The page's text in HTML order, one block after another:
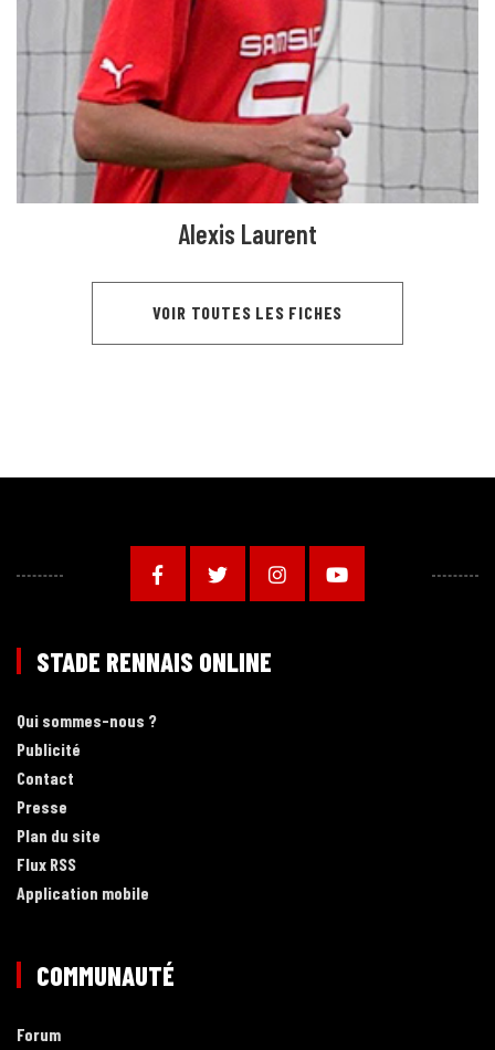
Alexis Laurent
VOIR TOUTES LES FICHES
STADE RENNAIS ONLINE
Qui sommes-nous ?
Publicité
Contact
Presse
Plan du site
Flux RSS
Application mobile
COMMUNAUTÉ
Forum